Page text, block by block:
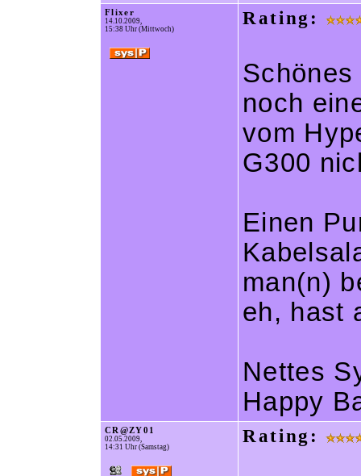
Flixer
14.10.2009,
15:38 Uhr (Mittwoch)
Rating:
noch
vom
G300
Einen
man(n)
eh, hast
Nettes
Happy
CR@ZY01
02.05.2009,
14:31 Uhr (Samstag)
Rating: